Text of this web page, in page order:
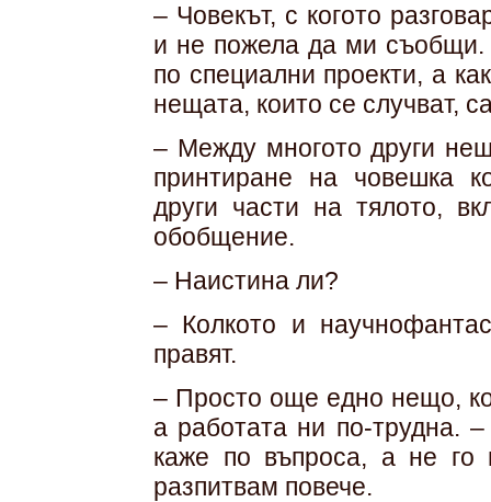
– Човекът, с когото
и не пожела да ми съобщи.
по специални проекти, а
нещата, които се случват,
– Между многото други
принтиране на човешка
други части на тялото,
обобщение.
– Наистина ли?
– Колкото и
правят.
– Просто още едно нещо,
а работата ни по-трудна.
каже по въпроса, а не го
разпитвам повече.